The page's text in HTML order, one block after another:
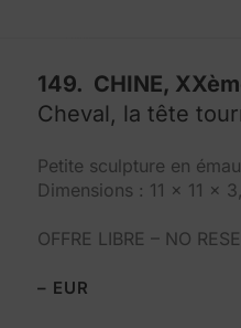
149. CHINE,
Cheval, la tête
Petite sculpture en
Dimensions : 11 x 11 x
OFFRE LIBRE – NO
– EUR